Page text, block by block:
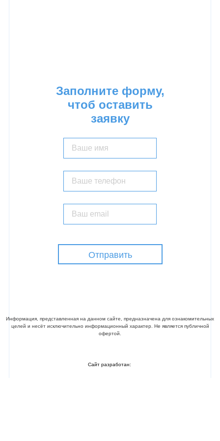
Заполните форму,
чтоб оставить
заявку
Отправить
Информация, представленная на данном сайте, предназначена для ознакомительных
целей и несёт исключительно информационный характер. Не является публичной
офертой.
Сайт разработан: